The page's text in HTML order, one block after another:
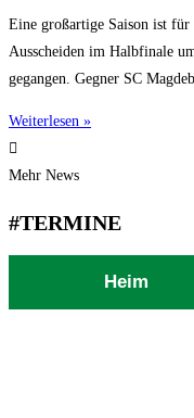
Eine großartige Saison ist für
Ausscheiden im Halbfinale
gegangen. Gegner SC
Weiterlesen »
Mehr News
#TERMINE
Heim